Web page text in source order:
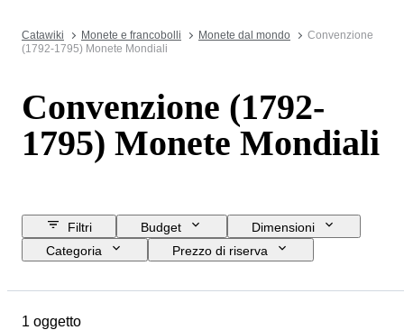
Catawiki Monete e francobolli Monete dal mondo
Convenzione
(1792-1795) Monete Mondiali
Convenzione (1792-
1795) Monete Mondiali
Filtri Budget
Dimensioni
Categoria
Prezzo di riserva
Condizioni
1 oggetto